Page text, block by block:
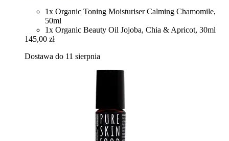
1x Organic Toning Moisturiser Calming Chamomile,
50ml
1x Organic Beauty Oil Jojoba, Chia & Apricot, 30ml
145,00 zł
Dostawa do 11 sierpnia